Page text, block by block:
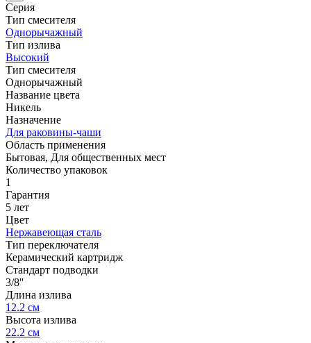
Серия
Тип смесителя
Однорычажный
Тип излива
Высокий
Тип смесителя
Однорычажный
Название цвета
Никель
Назначение
Для раковины-чаши
Область применения
Бытовая, Для общественных мест
Количество упаковок
1
Гарантия
5 лет
Цвет
Нержавеющая сталь
Тип переключателя
Керамический картридж
Стандарт подводки
3/8''
Длина излива
12.2 см
Высота излива
22.2 см